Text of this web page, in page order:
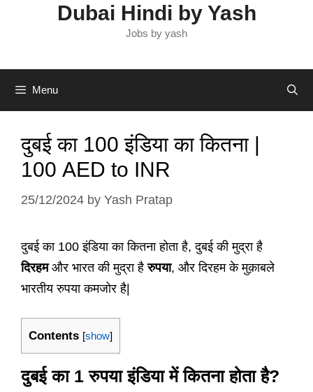
Dubai Hindi by Yash
Jobs by yash
Menu
दुबई का 100 इंडिया का कितना |
100 AED to INR
25/12/2024 by Yash Pratap
दुबई का 100 इंडिया का कितना होता है, दुबई की मुद्रा है
दिरहमऔर भारत की मुद्रा हैरुपया, और दिरहम के मुक़ाबले
भारतीय रुपया कमजोर है|
Contents [show]
दुबई का 1 रुपया इंडिया में कितना होता है?